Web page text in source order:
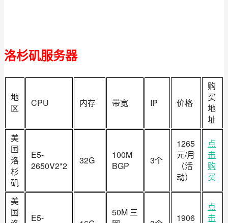
洛杉矶服务器
地
区
CPU 内存 带宽 IP 价格
购
买
地
址
美
国
洛
杉
矶
E5-
2650V2*2
32G
100M
BGP
3个
1265
元/月
（活
动）
点
击
购
买
美
国
E5-
50M 三
1906
点
击